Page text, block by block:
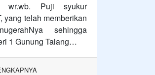
wr.wb. Puji syukur
yang telah memberikan
sehingga
1 Gunung Talang…